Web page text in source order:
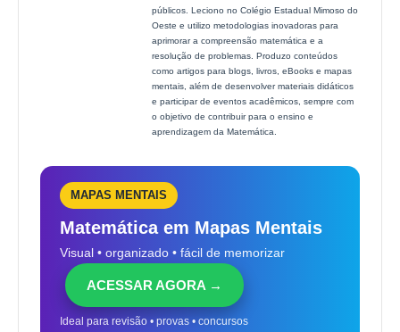
públicos. Leciono no Colégio Estadual Mimoso do
Oeste e utilizo metodologias inovadoras para
aprimorar a compreensão matemática e a
resolução de problemas. Produzo conteúdos
como artigos para blogs, livros, eBooks e mapas
mentais, além de desenvolver materiais didáticos
e participar de eventos acadêmicos, sempre com
o objetivo de contribuir para o ensino e
aprendizagem da Matemática.
MAPAS MENTAIS
Matemática em Mapas Mentais
Visual • organizado • fácil de memorizar
ACESSAR AGORA →
Ideal para revisão • provas • concursos